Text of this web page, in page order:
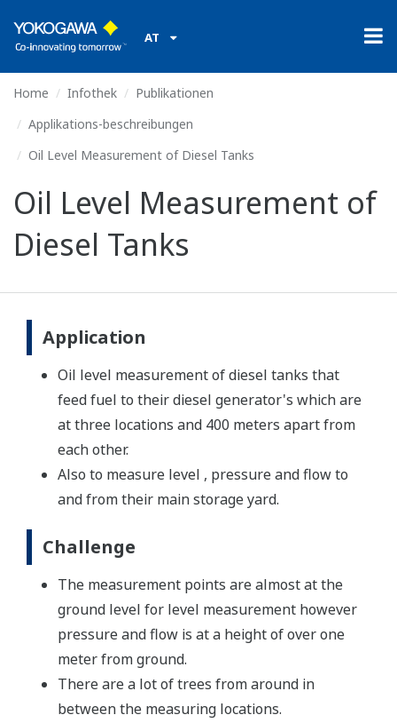
AT
Home Infothek
Publikationen
Applikations-beschreibungen
Oil Level Measurement of Diesel Tanks
Oil Level Measurement of
Diesel Tanks
Application
Oil level measurement of diesel tanks that
feed fuel to their diesel generator's which are
at three locations and 400 meters apart from
each other.
Also to measure level , pressure and flow to
and from their main storage yard.
Challenge
The measurement points are almost at the
ground level for level measurement however
pressure and flow is at a height of over one
meter from ground.
There are a lot of trees from around in
between the measuring locations.